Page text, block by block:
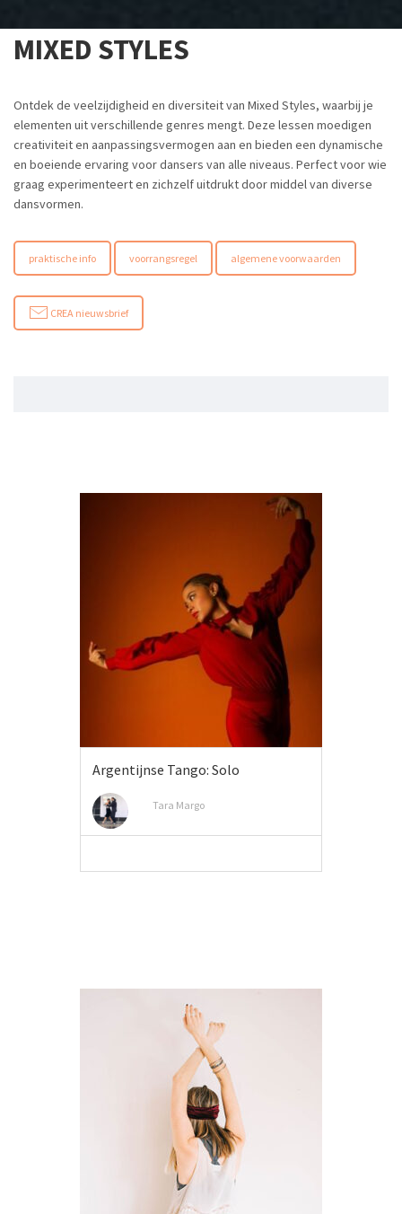
MIXED STYLES
Ontdek de veelzijdigheid en diversiteit van Mixed Styles, waarbij je
elementen uit verschillende genres mengt. Deze lessen moedigen
creativiteit en aanpassingsvermogen aan en bieden een dynamische
en boeiende ervaring voor dansers van alle niveaus. Perfect voor wie
graag experimenteert en zichzelf uitdrukt door middel van diverse
dansvormen.
praktische info voorrangsregel algemene voorwaarden
CREA nieuwsbrief
Argentijnse Tango: Solo
Tara Margo